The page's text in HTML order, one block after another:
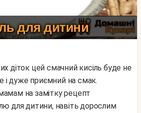
для дитини
і дуже приємний на смак.
на замітку рецепт
для дитини, навіть дорослим